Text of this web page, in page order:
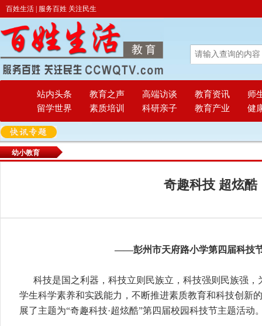
百姓生活 | 服务百姓 关注民生
站内头条 教育之声 高端访谈 教育资讯
师
留学世界
素质培训 科研亲子 教育产业 健
幼小教育
奇趣科技 超炫酷
——彭州市天府路小学第四届科技
科技是国之利器，科技立则民族立，科技强则民族强
学生科学素养和实践能力，不断推进素质教育和科技创新
展了主题为“奇趣科技·超炫酷”第四届校园科技节主题活动